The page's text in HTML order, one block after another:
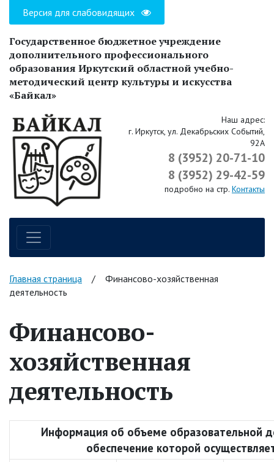
Версия для слабовидящих
Государственное бюджетное учреждение
дополнительного профессионального
образования Иркутский областной учебно-
методический центр культуры и искусства
«Байкал»
Наш адрес:
г. Иркутск, ул. Декабрьских Событий,
92А
8 (3952) 20-71-10
8 (3952) 29-42-59
подробно на стр. Контакты
Навигация по сайту
Главная страница /
Финансово-хозяйственная
деятельность
Финансово-
хозяйственная
деятельность
Информация об объеме образовательной
обеспечение которой